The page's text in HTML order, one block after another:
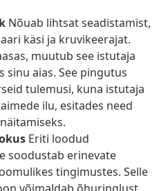
Nõuab lihtsat seadistamist,
käsi ja kruvikeerajat.
muutub see istutaja
sinu aias. See pingutus
tulemusi, kuna istutaja
ilu, esitades need
Eriti loodud
soodustab erinevate
tingimustes. Selle